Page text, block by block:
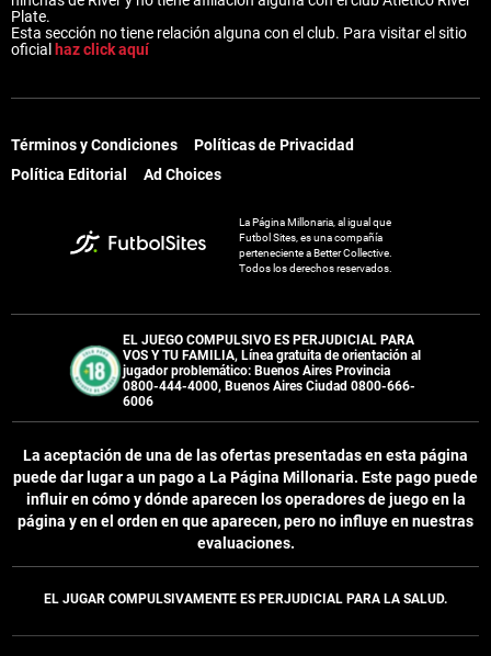
Plate.
Esta sección no tiene relación alguna con el club. Para visitar el sitio
oficial haz click aquí
Términos y Condiciones
Políticas de Privacidad
Política Editorial
Ad Choices
La Página Millonaria, al igual que
Futbol Sites, es una compañía
perteneciente a Better Collective.
Todos los derechos reservados.
EL JUEGO COMPULSIVO ES PERJUDICIAL PARA
VOS Y TU FAMILIA, Línea gratuita de orientación al
jugador problemático: Buenos Aires Provincia
0800-444-4000, Buenos Aires Ciudad 0800-666-
6006
La aceptación de una de las ofertas presentadas en esta página
puede dar lugar a un pago a La Página Millonaria. Este pago puede
influir en cómo y dónde aparecen los operadores de juego en la
página y en el orden en que aparecen, pero no influye en nuestras
evaluaciones.
EL JUGAR COMPULSIVAMENTE ES PERJUDICIAL PARA LA SALUD.